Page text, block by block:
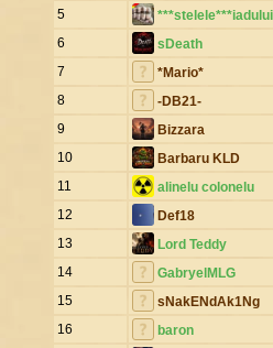
5
6
sDeath
7
*Mario*
8
-DB21-
9
Bizzara
10
Barbaru KLD
11
alinelu colonelu
12
Def18
13
Lord Teddy
14
GabryelMLG
15
sNakENdAk1Ng
16
baron